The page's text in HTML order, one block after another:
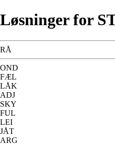
Løsninger for
RÅ
OND
FÆL
LÅK
ADJ
SKY
FUL
LEI
JÅT
ARG